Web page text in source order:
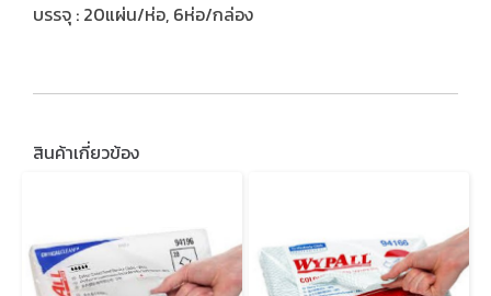
บรรจุ : 20แผ่น/ห่อ, 6ห่อ/กล่อง
สินค้าเกี่ยวข้อง